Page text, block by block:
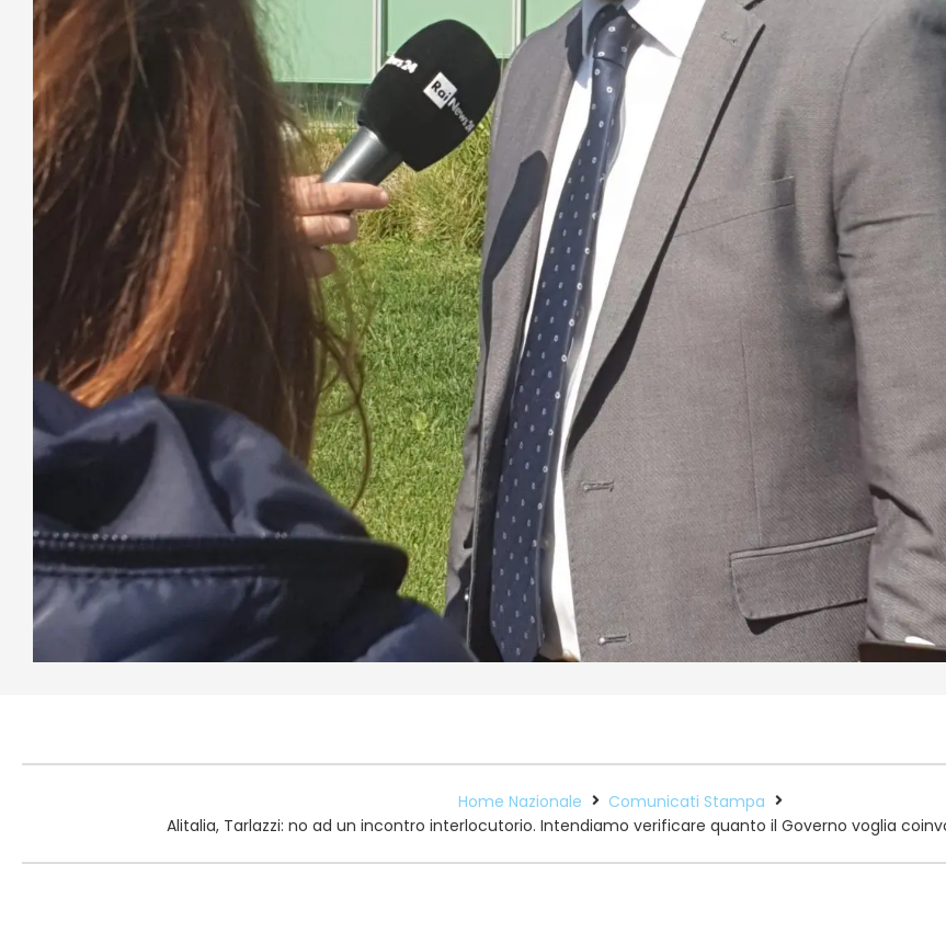
Home Nazionale
Comunicati Stampa
Alitalia, Tarlazzi: no ad un incontro interlocutorio. Intendiamo verificare quanto il Governo voglia